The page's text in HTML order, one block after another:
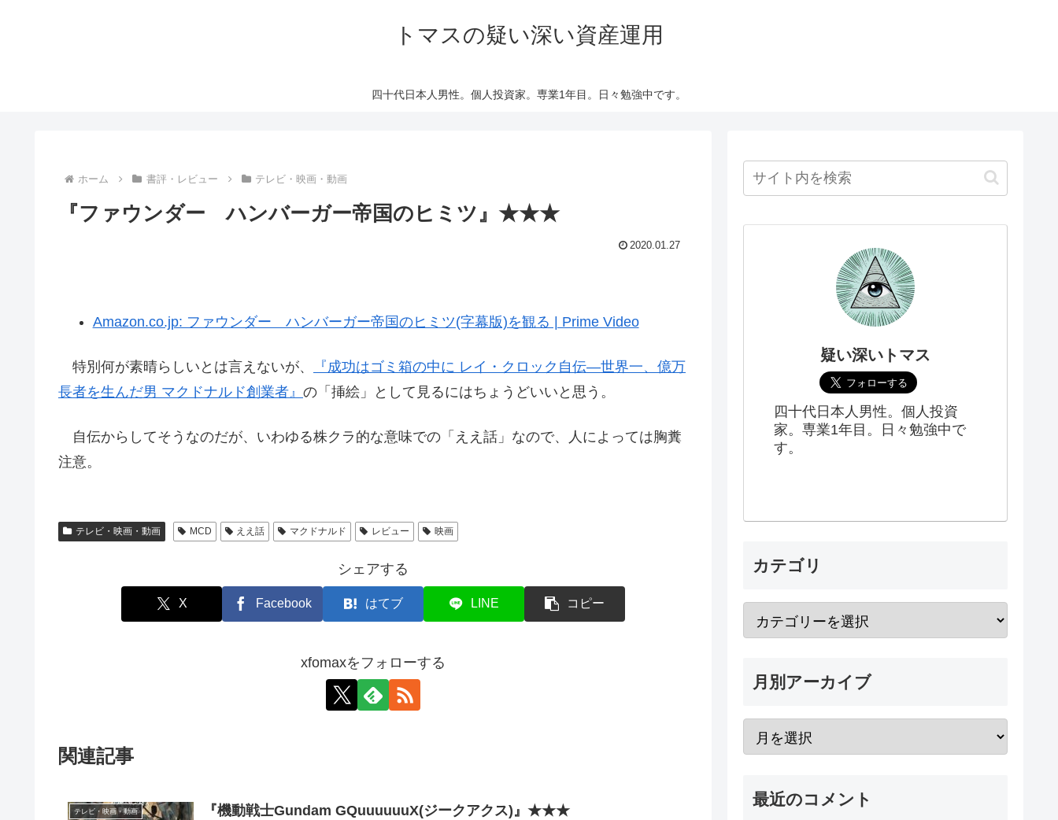
トマスの疑い深い資産運用
四十代日本人男性。個人投資家。専業1年目。日々勉強中です。
ホーム 書評・レビュー テレビ・映画・動画
『ファウンダー ハンバーガー帝国のヒミツ』★★★
2020.01.27
Amazon.co.jp: ファウンダー ハンバーガー帝国のヒミツ(字幕版)を観る | Prime Video
特別何が素晴らしいとは言えないが、
『成功はゴミ箱の中に レイ・クロック自伝―世界一、億万
長者を生んだ男 マクドナルド創業者』 の「挿絵」として見るにはちょうどいいと思う。
自伝からしてそうなのだが、いわゆる株クラ的な意味での「ええ話」なので、人によっては胸糞
注意。
テレビ・映画・動画 MCD ええ話 マクドナルド レビュー 映画
シェアする
X Facebook はてブ LINE コピー
xfomaxをフォローする
関連記事
テレビ・映画・動画 『機動戦士Gundam GQuuuuuuX(ジークアクス)』★★★
疑い深いトマス
四十代日本人男性。個人投資
家。専業1年目。日々勉強中で
す。
カテゴリ
月別アーカイブ
最近のコメント